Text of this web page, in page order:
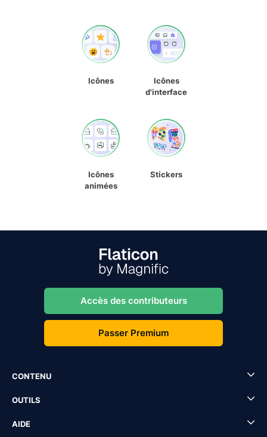
Icônes
Icônes
d'interface
Icônes
animées
Stickers
Accès des contributeurs
Passer Premium
CONTENU
OUTILS
AIDE